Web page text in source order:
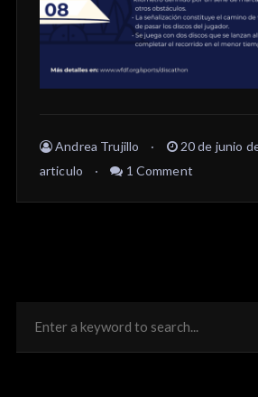
Andrea Trujillo
20 de junio
articulo
1 Comment